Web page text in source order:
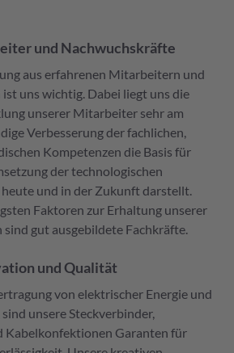
und Nachwuchskräfte
aus erfahrenen Mitarbeitern und
uns wichtig. Dabei liegt uns die
unserer Mitarbeiter sehr am
Verbesserung der fachlichen,
Kompetenzen die Basis für
der technologischen
und in der Zukunft darstellt.
Faktoren zur Erhaltung unserer
gut ausgebildete Fachkräfte.
und Qualität
von elektrischer Energie und
unsere Steckverbinder,
Kabelkonfektionen Garanten für